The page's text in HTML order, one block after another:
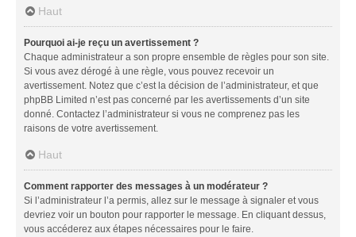
Haut
Pourquoi ai-je reçu un avertissement ?
Chaque administrateur a son propre ensemble de règles pour son site.
Si vous avez dérogé à une règle, vous pouvez recevoir un
avertissement. Notez que c’est la décision de l’administrateur, et que
phpBB Limited n’est pas concerné par les avertissements d’un site
donné. Contactez l’administrateur si vous ne comprenez pas les
raisons de votre avertissement.
Haut
Comment rapporter des messages à un modérateur ?
Si l’administrateur l’a permis, allez sur le message à signaler et vous
devriez voir un bouton pour rapporter le message. En cliquant dessus,
vous accéderez aux étapes nécessaires pour le faire.